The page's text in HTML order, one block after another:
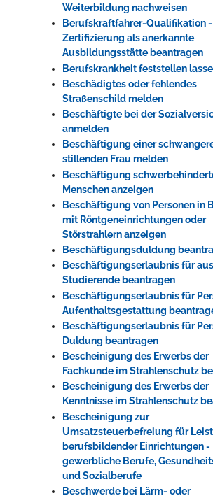
Weiterbildung nachweisen
Berufskraftfahrer-Qualifikation -
Zertifizierung als anerkannte
Ausbildungsstätte beantragen
Berufskrankheit feststellen
Beschädigtes oder fehlendes
Straßenschild melden
Beschäftigte bei der
anmelden
Beschäftigung einer
stillenden Frau melden
Beschäftigung
Menschen anzeigen
Beschäftigung von Personen in
mit Röntgeneinrichtungen oder
Störstrahlern anzeigen
Beschäftigungsduldung
Beschäftigungserlaubnis für
Studierende beantragen
Beschäftigungserlaubnis für
Aufenthaltsgestattung
Beschäftigungserlaubnis für
Duldung beantragen
Bescheinigung des Erwerbs der
Fachkunde im Strahlenschutz
Bescheinigung des Erwerbs der
Kenntnisse im Strahlenschutz
Bescheinigung zur
Umsatzsteuerbefreiung für
berufsbildender Einrichtungen -
gewerbliche Berufe,
und Sozialberufe
Beschwerde bei Lärm- oder